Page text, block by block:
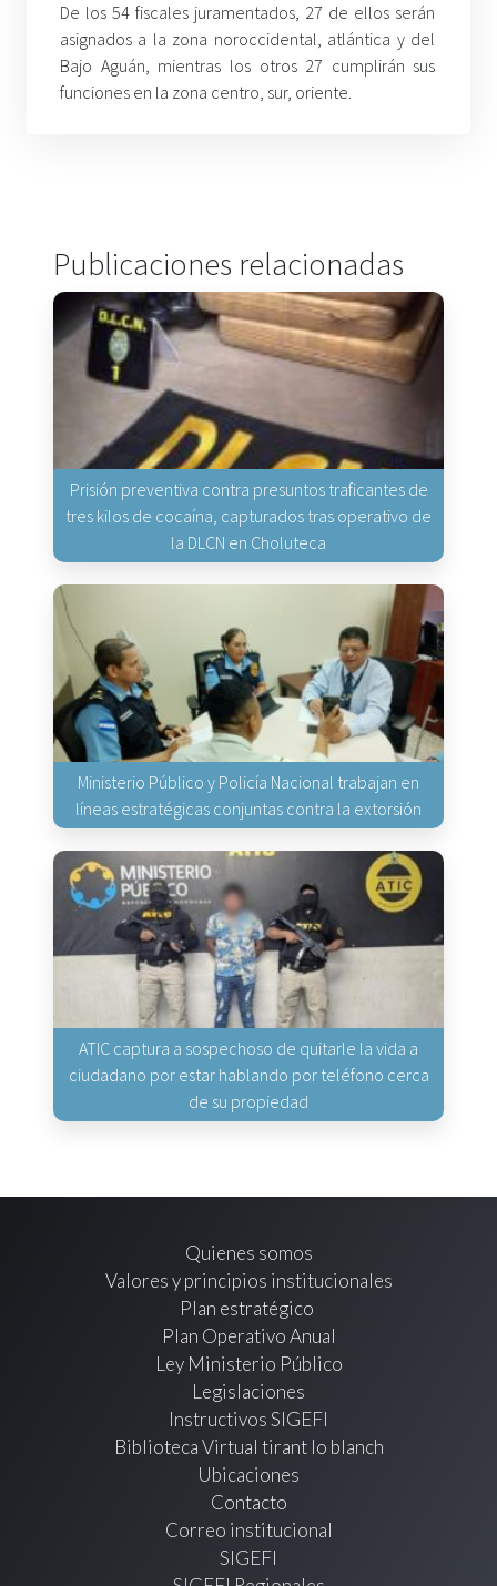
De los 54 fiscales juramentados, 27 de ellos serán
asignados a la zona noroccidental, atlántica y del
Bajo Aguán, mientras los otros 27 cumplirán sus
funciones en la zona centro, sur, oriente.
Publicaciones relacionadas
Prisión preventiva contra presuntos traficantes de
tres kilos de cocaína, capturados tras operativo de
la DLCN en Choluteca
Ministerio Público y Policía Nacional trabajan en
líneas estratégicas conjuntas contra la extorsión
ATIC captura a sospechoso de quitarle la vida a
ciudadano por estar hablando por teléfono cerca
de su propiedad
Quienes somos
Valores y principios institucionales
Plan estratégico
Plan Operativo Anual
Ley Ministerio Público
Legislaciones
Instructivos SIGEFI
Biblioteca Virtual tirant lo blanch
Ubicaciones
Contacto
Correo institucional
SIGEFI